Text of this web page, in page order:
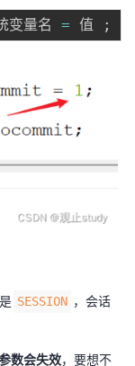
变量名 = 值 ;
是 SESSION ，会话
数会失效，要想不